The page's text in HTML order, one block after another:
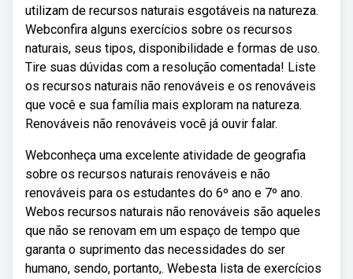
utilizam de recursos naturais esgotáveis na natureza.
Webconfira alguns exercícios sobre os recursos
naturais, seus tipos, disponibilidade e formas de uso.
Tire suas dúvidas com a resolução comentada! Liste
os recursos naturais não renováveis e os renováveis
que você e sua família mais exploram na natureza.
Renováveis não renováveis você já ouvir falar.
Webconheça uma excelente atividade de geografia
sobre os recursos naturais renováveis e não
renováveis para os estudantes do 6º ano e 7º ano.
Webos recursos naturais não renováveis são aqueles
que não se renovam em um espaço de tempo que
garanta o suprimento das necessidades do ser
humano, sendo, portanto,. Webesta lista de exercícios